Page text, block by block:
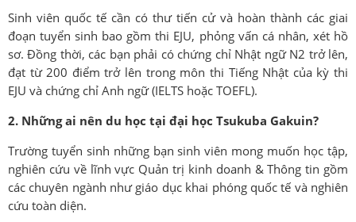
Sinh viên quốc tế cần có thư tiến cử và hoàn thành các giai
đoạn tuyển sinh bao gồm thi EJU, phỏng vấn cá nhân, xét hồ
sơ. Đồng thời, các bạn phải có chứng chỉ Nhật ngữ N2 trở lên,
đạt từ 200 điểm trở lên trong môn thi Tiếng Nhật của kỳ thi
EJU và chứng chỉ Anh ngữ (IELTS hoặc TOEFL).
2. Những ai nên du học tại đại học Tsukuba Gakuin?
Trường tuyển sinh những bạn sinh viên mong muốn học tập,
nghiên cứu về lĩnh vực Quản trị kinh doanh & Thông tin gồm
các chuyên ngành như giáo dục khai phóng quốc tế và nghiên
cứu toàn diện.